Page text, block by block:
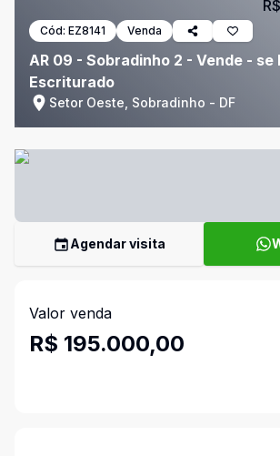
Cód: EZ8141 Venda
AR 09 - Sobradinho 2 - Vende - se
Escriturado
Setor Oeste, Sobradinho - DF
Agendar visita
Valor venda
R$ 195.000,00